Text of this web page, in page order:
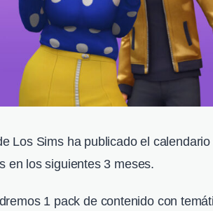
Los Sims ha publicado el
en los siguientes 3 meses.
1 pack de contenido con